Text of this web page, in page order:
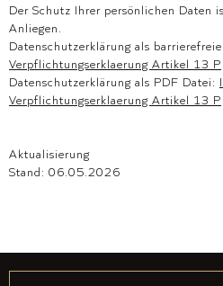
Der Schutz Ihrer persönlichen Daten
Anliegen.
Datenschutzerklärung als
Verpflichtungserklaerung Artikel 13 P
Datenschutzerklärung als PDF Datei:
Verpflichtungserklaerung Artikel 13 P
Aktualisierung
Stand: 06.05.2026